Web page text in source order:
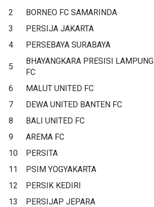
2
BORNEO FC SAMARINDA
3
PERSIJA JAKARTA
4
PERSEBAYA SURABAYA
5
BHAYANGKARA PRESISI LAMPUNG
FC
6 MALUT UNITED FC
7
DEWA UNITED BANTEN FC
8
BALI UNITED FC
9
AREMA FC
10
PERSITA
11
PSIM YOGYAKARTA
12
PERSIK KEDIRI
13
PERSIJAP JEPARA